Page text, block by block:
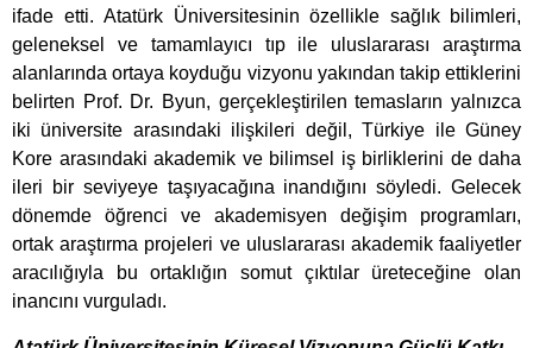
ifade etti. Atatürk Üniversitesinin özellikle sağlık bilimleri,
geleneksel ve tamamlayıcı tıp ile uluslararası araştırma
alanlarında ortaya koyduğu vizyonu yakından takip ettiklerini
belirten Prof. Dr. Byun, gerçekleştirilen temasların yalnızca
iki üniversite arasındaki ilişkileri değil, Türkiye ile Güney
Kore arasındaki akademik ve bilimsel iş birliklerini de daha
ileri bir seviyeye taşıyacağına inandığını söyledi. Gelecek
dönemde öğrenci ve akademisyen değişim programları,
ortak araştırma projeleri ve uluslararası akademik faaliyetler
aracılığıyla bu ortaklığın somut çıktılar üreteceğine olan
inancını vurguladı.